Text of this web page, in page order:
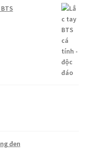
đen